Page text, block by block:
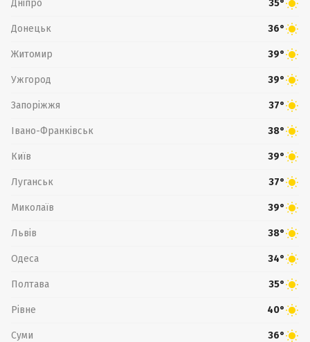
Дніпро 35°
Донецьк 36°
Житомир 39°
Ужгород 39°
Запоріжжя 37°
Івано-Франківськ 38°
Київ 39°
Луганськ 37°
Миколаїв 39°
Львів 38°
Одеса 34°
Полтава 35°
Рівне 40°
Суми 36°